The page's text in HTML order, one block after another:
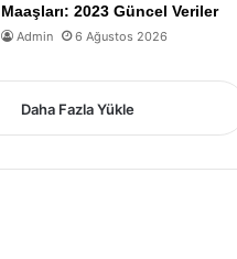
Maaşları: 2023 Güncel Veriler
Admin 6 Ağustos 2026
Daha Fazla Yükle